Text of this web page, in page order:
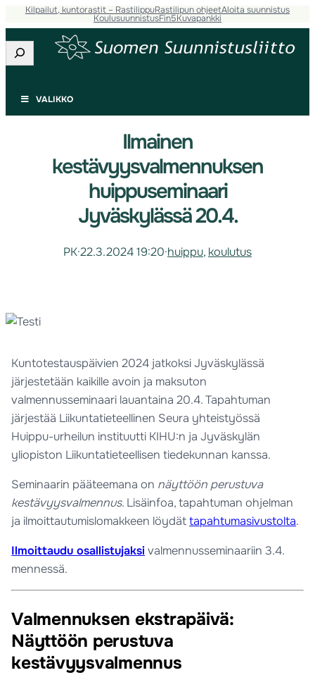
Kilpailut, kuntorastit – RastilippuRastilipun ohjeetAloita suunnistus
KoulusuunnistusFin5Kuvapankki
Etsi
VALIKKO
Ilmainen
kestävyysvalmennuksen
huippuseminaari
Jyväskylässä 20.4.
PK·22.3.2024 19:20·huippu, koulutus
Kuntotestauspäivien 2024 jatkoksi Jyväskylässä
järjestetään kaikille avoin ja maksuton
valmennusseminaari lauantaina 20.4. Tapahtuman
järjestää Liikuntatieteellinen Seura yhteistyössä
Huippu-urheilun instituutti KIHU:n ja Jyväskylän
yliopiston Liikuntatieteellisen tiedekunnan kanssa.
Seminaarin pääteemana on näyttöön perustuva
kestävyysvalmennus. Lisäinfoa, tapahtuman ohjelman
ja ilmoittautumislomakkeen löydättapahtumasivustolta.
Ilmoittaudu osallistujaksivalmennusseminaariin 3.4.
mennessä.
Valmennuksen ekstrapäivä:
Näyttöön perustuva
kestävyysvalmennus